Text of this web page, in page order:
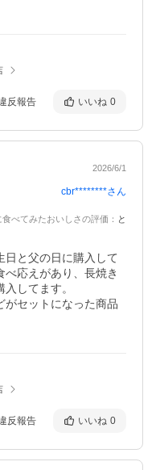
反報告 いいね 0
2026/6/1
cbr********さん
食べてみたおいしさの評価 ： と
日と父の日に購入して
べ応えがあり、長焼き
してます。
がセットになった商品
反報告 いいね 0